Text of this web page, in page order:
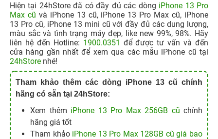
Hiện tại 24hStore đã có đầy đủ các dòng iPhone 13 Pro
Max cũ và iPhone 13 cũ, iPhone 13 Pro Max cũ, iPhone
13 Pro cũ, iPhone 13 mini cũ với đầy đủ các dung lượng,
màu sắc và tình trạng máy đẹp, like new 99%, 98%. Hãy
liên hệ đến Hotline: 1900.0351 để được tư vấn và đến
cửa hàng gần nhất để xem qua các mẫu iPhone cũ tại
24hStore nhé!
Tham khảo thêm các dòng iPhone 13 cũ chính
hãng có sẵn tại 24hStore:
Xem thêm iPhone 13 Pro Max 256GB cũ chính
hãng giá tốt
Tham khảo iPhone 13 Pro Max 128GB cũ giá bao